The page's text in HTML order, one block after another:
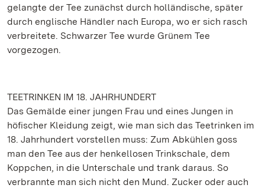
gelangte der Tee zunächst durch holländische, später
durch englische Händler nach Europa, wo er sich rasch
verbreitete. Schwarzer Tee wurde Grünem Tee
vorgezogen.
TEETRINKEN IM 18. JAHRHUNDERT
Das Gemälde einer jungen Frau und eines Jungen in
höfischer Kleidung zeigt, wie man sich das Teetrinken im
18. Jahrhundert vorstellen muss: Zum Abkühlen goss
man den Tee aus der henkellosen Trinkschale, dem
Koppchen, in die Unterschale und trank daraus. So
verbrannte man sich nicht den Mund. Zucker oder auch